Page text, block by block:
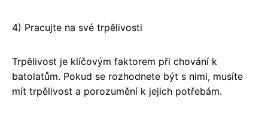
4) Pracujte na své trpělivosti
Trpělivost je klíčovým faktorem při chování k
batolatům. Pokud se rozhodnete být s nimi, musíte
mít trpělivost a porozumění k jejich potřebám.